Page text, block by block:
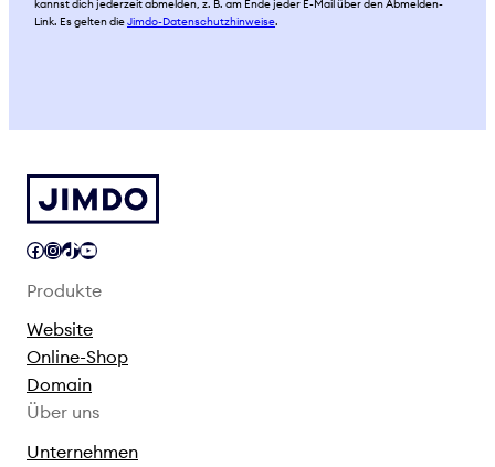
kannst dich jederzeit abmelden, z. B. am Ende jeder E-Mail über den Abmelden-
Link. Es gelten dieJimdo-Datenschutzhinweise.
Facebook InstagramTikTok YouTube
Produkte
Website
Online-Shop
Domain
Über uns
Unternehmen